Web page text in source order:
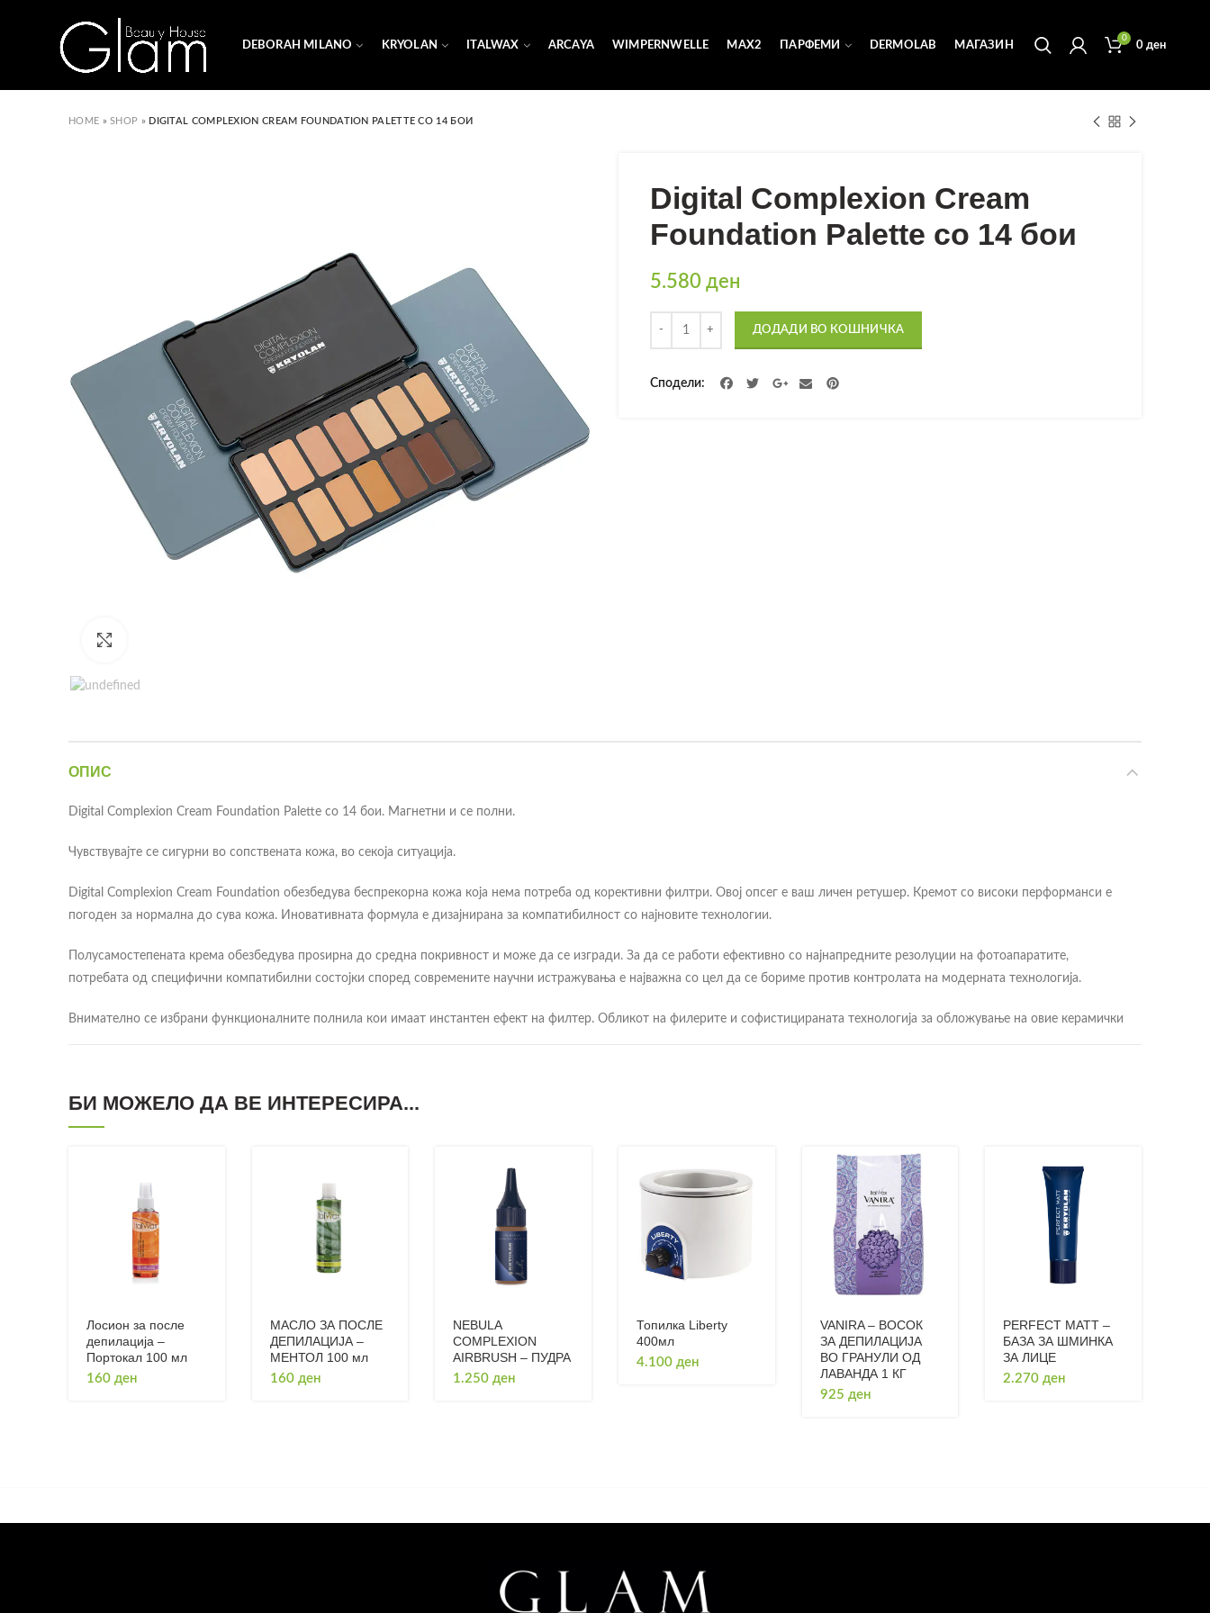
DEBORAH MILANO KRYOLAN ITALWAX ARCAYA WIMPERNWELLE MAX2 ПАРФЕМИ DERMOLAB МАГАЗИН
0
0ден
HOME »SHOP » DIGITAL COMPLEXION CREAM FOUNDATION PALETTE СО 14 БОИ
Digital Complexion Cream
Foundation Palette со 14 бои
5.580 ден
ДОДАДИ ВО КОШНИЧКА
Сподели
ОПИС
Digital Complexion Cream Foundation Palette со 14 бои. Магнетни и се полни.
Чувствувајте се сигурни во сопствената кожа, во секоја ситуација.
Digital Complexion Cream Foundation обезбедува беспрекорна кожа која нема потреба од корективни филтри. Овој опсег е ваш личен ретушер. Кремот со високи перформанси е
погоден за нормална до сува кожа. Иновативната формула е дизајнирана за компатибилност со најновите технологии.
Полусамостепената крема обезбедува проѕирна до средна покривност и може да се изгради. За да се работи ефективно со најнапредните резолуции на фотоапаратите,
потребата од специфични компатибилни состојки според современите научни истражувања е најважна со цел да се бориме против контролата на модерната технологија.
Внимателно се избрани функционалните полнила кои имаат инстантен ефект на филтер. Обликот на филерите и софистицираната технологија за обложување на овие керамички
Веган сертифициран .
БИ МОЖЕЛО ДА ВЕ ИНТЕРЕСИРА...
Лосион за после
депилација –
Портокал 100 мл
160 ден
МАСЛО ЗА ПОСЛЕ
ДЕПИЛАЦИЈА –
МЕНТОЛ 100 мл
160 ден
NEBULA
COMPLEXION
AIRBRUSH – ПУДРА
1.250ден
Топилка Liberty
400мл
4.100 ден
VANIRA – ВОСОК
ЗА ДЕПИЛАЦИЈА
ВО ГРАНУЛИ ОД
ЛАВАНДА 1 КГ
925 ден
PERFECT MATT –
БАЗА ЗА ШМИНКА
ЗА ЛИЦЕ
2.270ден